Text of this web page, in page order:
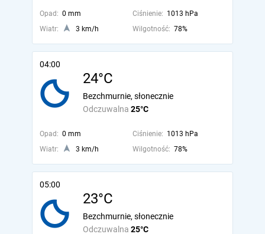
Opad: 0 mm Ciśnienie: 1013 hPa
Wiatr:
3 km/h Wilgotność: 78%
04:00
24°C
Odczuwalna 25°C
Bezchmurnie, słonecznie
Opad: 0 mm Ciśnienie: 1013 hPa
Wiatr:
3 km/h Wilgotność: 78%
05:00
23°C
Odczuwalna 25°C
Bezchmurnie, słonecznie